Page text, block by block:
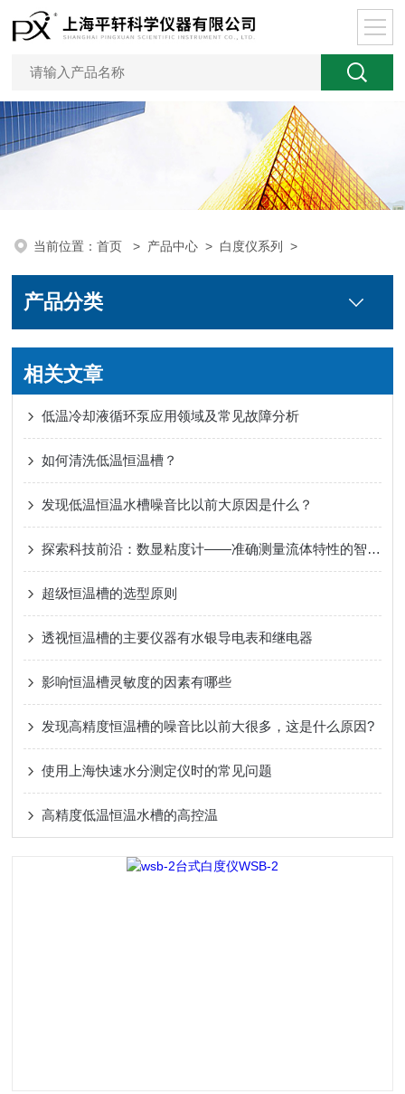
当前位置：首页 > 产品中心 > 白度仪系列 >
产品分类
相关文章
低温冷却液循环泵应用领域及常见故障分析
如何清洗低温恒温槽？
发现低温恒温水槽噪音比以前大原因是什么？
探索科技前沿：数显粘度计——准确测量流体特性的智慧工具
超级恒温槽的选型原则
透视恒温槽的主要仪器有水银导电表和继电器
影响恒温槽灵敏度的因素有哪些
发现高精度恒温槽的噪音比以前大很多，这是什么原因?
使用上海快速水分测定仪时的常见问题
高精度低温恒温水槽的高控温